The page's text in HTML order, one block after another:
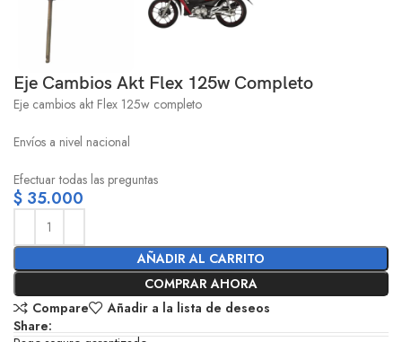
Eje Cambios Akt Flex 125w Completo
Eje cambios akt Flex 125w completo
Envíos a nivel nacional
Efectuar todas las preguntas
$ 35.000
AÑADIR AL CARRITO
COMPRAR AHORA
Compare
Añadir a la lista de deseos
Share: